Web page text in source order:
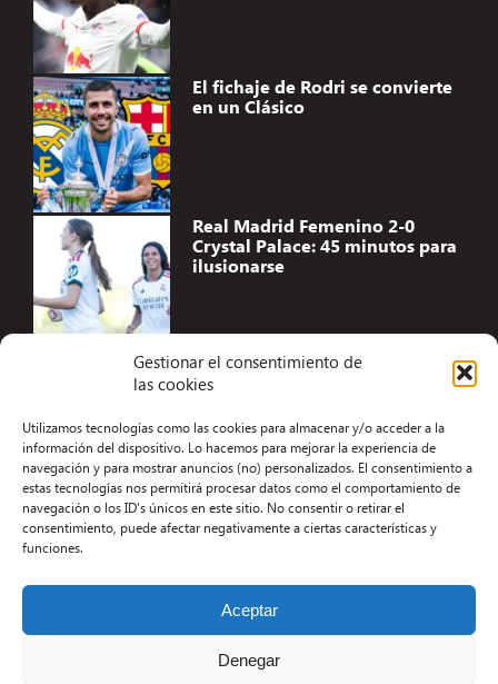
Gestionar el consentimiento de
las cookies
Utilizamos tecnologías como las cookies para almacenar y/o acceder a la
información del dispositivo. Lo hacemos para mejorar la experiencia de
navegación y para mostrar anuncios (no) personalizados. El consentimiento a
estas tecnologías nos permitirá procesar datos como el comportamiento de
navegación o los ID's únicos en este sitio. No consentir o retirar el
consentimiento, puede afectar negativamente a ciertas características y
funciones.
Aceptar
Denegar
El fichaje de Rodri se convierte
en un Clásico
Real Madrid Femenino 2-0
Crystal Palace: 45 minutos para
ilusionarse
Aviso Legal
Términos y condiciones
Política de privacidad
Contacto
Desarrollo Web por Kiwop